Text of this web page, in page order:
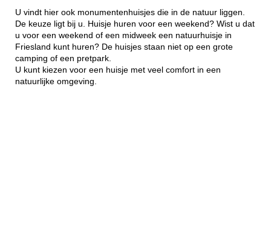
U vindt hier ook monumentenhuisjes die in de natuur liggen.
De keuze ligt bij u. Huisje huren voor een weekend? Wist u dat
u voor een weekend of een midweek een natuurhuisje in
Friesland kunt huren? De huisjes staan niet op een grote
camping of een pretpark.
U kunt kiezen voor een huisje met veel comfort in een
natuurlijke omgeving.